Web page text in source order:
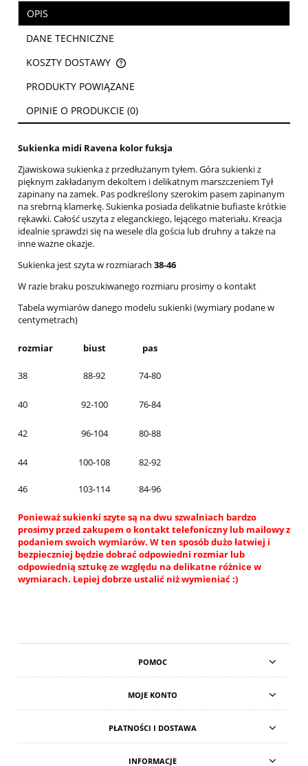
OPIS
DANE TECHNICZNE
KOSZTY DOSTAWY
CENA NIE ZAWIERA EWENTUALNYCH KOSZTÓW PŁATNOŚCI
PRODUKTY POWIĄZANE
OPINIE O PRODUKCIE (0)
Sukienka midi Ravena kolor fuksja
Zjawiskowa sukienka z przedłużanym tyłem. Góra sukienki z
pięknym zakładanym dekoltem i delikatnym marszczeniem Tył
zapinany na zamek. Pas podkreślony szerokim pasem zapinanym
na srebrną klamerkę. Sukienka posiada delikatnie bufiaste krótkie
rękawki. Całość uszyta z eleganckiego, lejącego materiału. Kreacja
idealnie sprawdzi się na wesele dla gościa lub druhny a także na
inne ważne okazje.
Sukienka jest szyta w rozmiarach 38-46
W razie braku poszukiwanego rozmiaru prosimy o kontakt
Tabela wymiarów danego modelu sukienki (wymiary podane w
centymetrach)
rozmiar biust pas
38 88-92 74-80
40 92-100 76-84
42 96-104 80-88
44 100-108 82-92
46 103-114 84-96
Ponieważ sukienki szyte są na dwu szwalniach bardzo
prosimy przed zakupem o kontakt telefoniczny lub mailowy z
podaniem swoich wymiarów. W ten sposób dużo łatwiej i
bezpieczniej będzie dobrać odpowiedni rozmiar lub
odpowiednią sztukę ze względu na delikatne różnice w
wymiarach. Lepiej dobrze ustalić niż wymieniać :)
POMOC
MOJE KONTO
PŁATNOŚCI I DOSTAWA
INFORMACJE